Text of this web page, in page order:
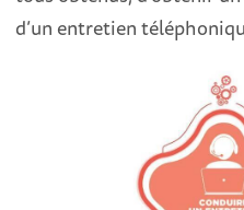
d’un entretien